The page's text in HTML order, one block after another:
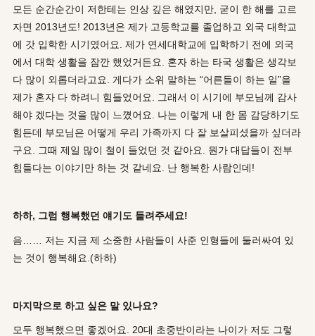
모든 순간순간이 저한테는 인상 깊은 해였지만, 굳이 한 해를 고르
자면 2013년도! 2013년은 제가 고등학교를 졸업하고 외국 대학교
에 갓 입학한 시기였어요. 제가 연세대학교에 입학하기 전에 외국
에서 대학 생활을 잠깐 했었거든요. 혼자 하는 타국 생활은 생각보
다 많이 외롭더라고요. 게다가 소위 말하는 “어른들이 하는 일”을
제가 혼자 다 하려니 힘들었어요. 그래서 이 시기에 부모님께 감사
해야 겠다는 것을 많이 느꼈어요. 나는 이렇게 내 한 몸 감당하기도
힘든데 부모님은 어떻게 우리 가족까지 다 잘 보살피셨을까 싶더라
구요. 그때 제일 많이 철이 들었던 것 같아요. 뭔가 대답들이 전부
힘들다는 이야기만 하는 것 같네요. 난 행복한 사람인데!
하하, 그럼 행복했던 얘기도 들려주세요!
음…… 저는 지금 제 소중한 사람들이 사준 인형들에 둘러싸여 있
는 것이 행복해요.(하하)
마지막으로 하고 싶은 말 있나요?
모두 행복했으면 좋겠어요. 20대 초중반이라는 나이가 저도 그렇